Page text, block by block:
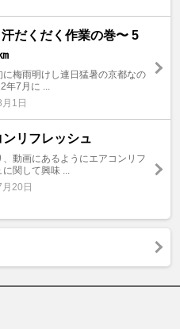
だくだく作業の巻〜 5
に梅雨明けし連日猛暑の京都なの
年7月に ...
1日
ンリフレッシュ
、動画にあるようにエアコンリフ
に関して興味 ...
20日